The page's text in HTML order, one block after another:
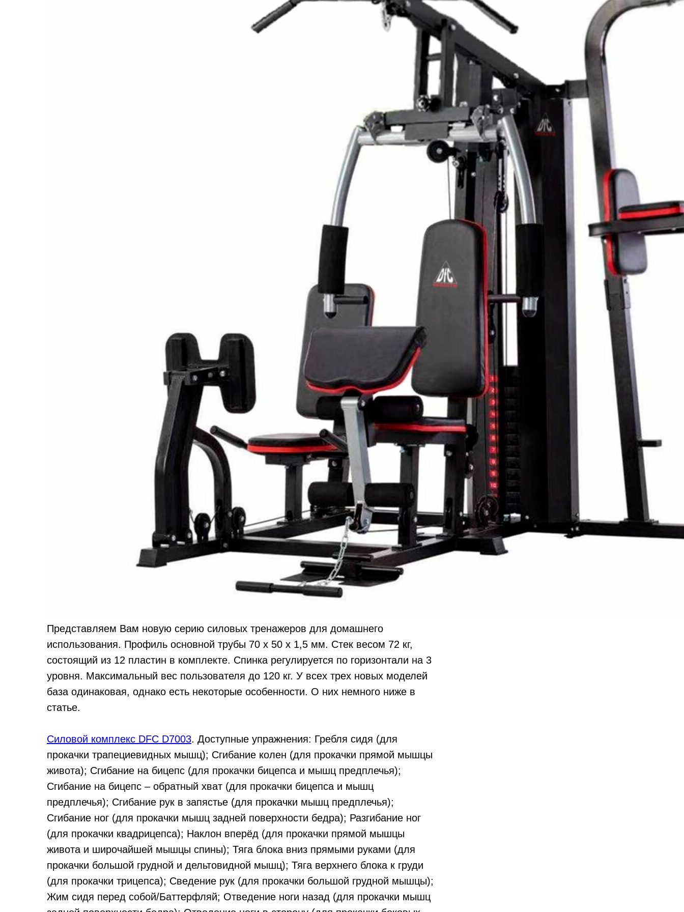
Представляем Вам новую серию силовых тренажеров для домашнего
использования. Профиль основной трубы 70 х 50 х 1,5 мм. Стек весом 72 кг,
состоящий из 12 пластин в комплекте. Спинка регулируется по горизонтали на 3
уровня. Максимальный вес пользователя до 120 кг. У всех трех новых моделей
база одинаковая, однако есть некоторые особенности. О них немного ниже в
статье.
Силовой комплекс DFC D7003. Доступные упражнения: Гребля сидя (для
прокачки трапециевидных мышц); Сгибание колен (для прокачки прямой мышцы
живота); Сгибание на бицепс (для прокачки бицепса и мышц предплечья);
Сгибание на бицепс – обратный хват (для прокачки бицепса и мышц
предплечья); Сгибание рук в запястье (для прокачки мышц предплечья);
Сгибание ног (для прокачки мышц задней поверхности бедра); Разгибание ног
(для прокачки квадрицепса); Наклон вперёд (для прокачки прямой мышцы
живота и широчайшей мышцы спины); Тяга блока вниз прямыми руками (для
прокачки большой грудной и дельтовидной мышц); Тяга верхнего блока к груди
(для прокачки трицепса); Сведение рук (для прокачки большой грудной мышцы);
Жим сидя перед собой/Баттерфляй; Отведение ноги назад (для прокачки мышц